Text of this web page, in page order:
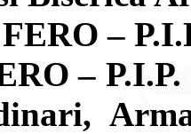
–
–